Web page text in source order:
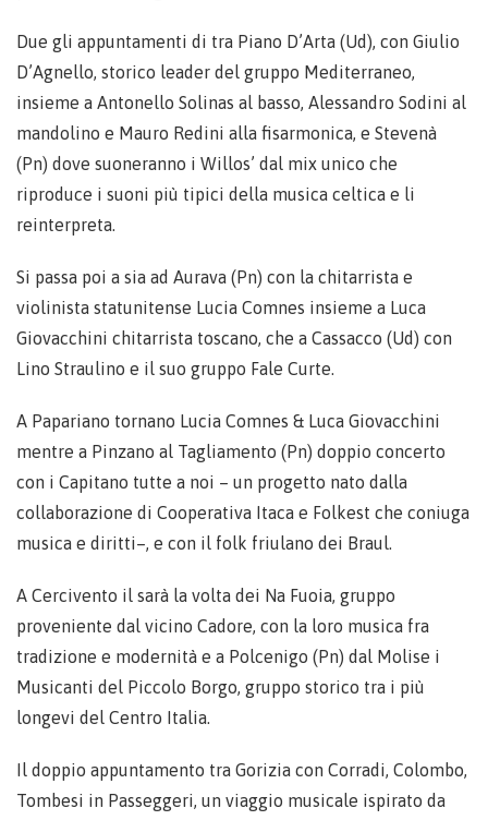
Due gli appuntamenti di tra Piano D’Arta (Ud), con Giulio
D’Agnello, storico leader del gruppo Mediterraneo,
insieme a Antonello Solinas al basso, Alessandro Sodini al
mandolino e Mauro Redini alla fisarmonica, e Stevenà
(Pn) dove suoneranno i Willos’ dal mix unico che
riproduce i suoni più tipici della musica celtica e li
reinterpreta.
Si passa poi a sia ad Aurava (Pn) con la chitarrista e
violinista statunitense Lucia Comnes insieme a Luca
Giovacchini chitarrista toscano, che a Cassacco (Ud) con
Lino Straulino e il suo gruppo Fale Curte.
A Papariano tornano Lucia Comnes & Luca Giovacchini
mentre a Pinzano al Tagliamento (Pn) doppio concerto
con i Capitano tutte a noi – un progetto nato dalla
collaborazione di Cooperativa Itaca e Folkest che coniuga
musica e diritti–, e con il folk friulano dei Braul.
A Cercivento il sarà la volta dei Na Fuoia, gruppo
proveniente dal vicino Cadore, con la loro musica fra
tradizione e modernità e a Polcenigo (Pn) dal Molise i
Musicanti del Piccolo Borgo, gruppo storico tra i più
longevi del Centro Italia.
Il doppio appuntamento tra Gorizia con Corradi, Colombo,
Tombesi in Passeggeri, un viaggio musicale ispirato da